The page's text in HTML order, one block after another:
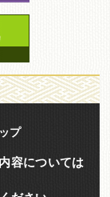
プ
容については